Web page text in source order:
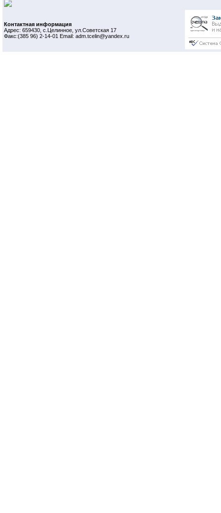
Контактная информация
Адрес: 659430, с.Целинное, ул.Советская 17
Факс:(385 96) 2-14-01 Email: adm.tcelin@yandex.ru